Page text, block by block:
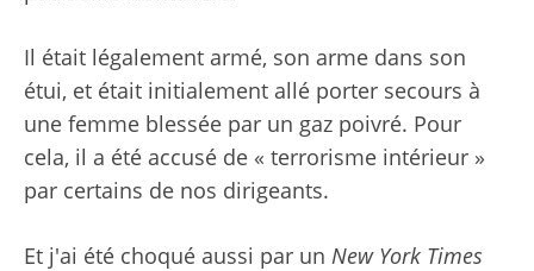
Il était légalement armé, son arme dans son
étui, et était initialement allé porter secours à
une femme blessée par un gaz poivré. Pour
cela, il a été accusé de « terrorisme intérieur »
par certains de nos dirigeants.
Et j'ai été choqué aussi par un New York Times